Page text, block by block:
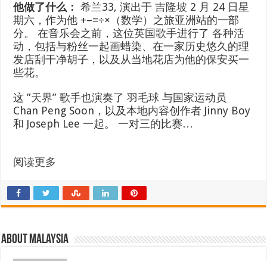
他做了什么：希兰33, 演出于吉隆坡 2 月 24 日星
期六，作为他 +–=÷×（数学）之旅亚洲站的一部
分。 在音乐会之前，这位英国歌手进行了各种活
动 ，包括与粉丝一起画蜡染、在一家历史悠久的理
发店刮干净胡子，以及从当地花店为他的保安买一
些花。
这 ”天界” 歌手也演奏了羽毛球 与国家运动员
Chan Peng Soon，以及本地内容创作者 Jinny Boy
和 Joseph Lee 一起。 一对三的比赛…
阅读更多
About Malaysia